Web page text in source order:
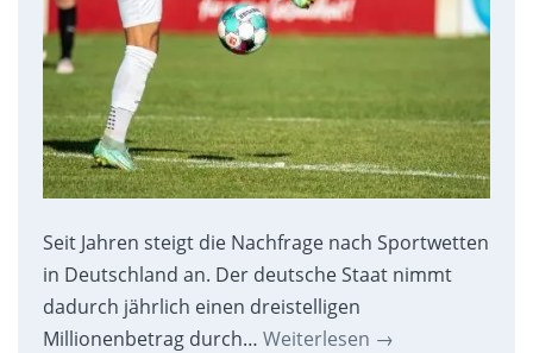
Seit Jahren steigt die Nachfrage nach Sportwetten
in Deutschland an. Der deutsche Staat nimmt
dadurch jährlich einen dreistelligen
Millionenbetrag durch… Weiterlesen →